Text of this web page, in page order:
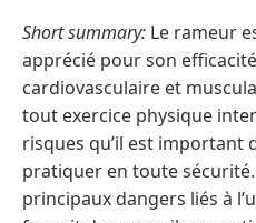
Short summary: Le rameur
apprécié pour son
cardiovasculaire et
tout exercice physique
risques qu’il est important
pratiquer en toute
principaux dangers liés à